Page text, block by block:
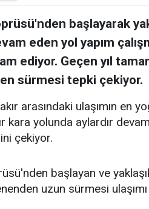
başlayarak
eden yol yapım
ediyor. Geçen yıl
sürmesi tepki çekiyor.
arasındaki ulaşımın en
kara yolunda aylardır
çekiyor.
başlayan ve
uzun sürmesi